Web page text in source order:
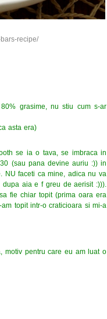
recipe/
grasime, nu stiu cum s-ar
asta era)
se ia o tava, se imbraca in
(sau pana devine auriu :)) in
NU faceti ca mine, adica nu va
aia e f greu de aerisit :))).
fie chiar topit (prima oara era
topit intr-o craticioara si mi-a
motiv pentru care eu am luat o